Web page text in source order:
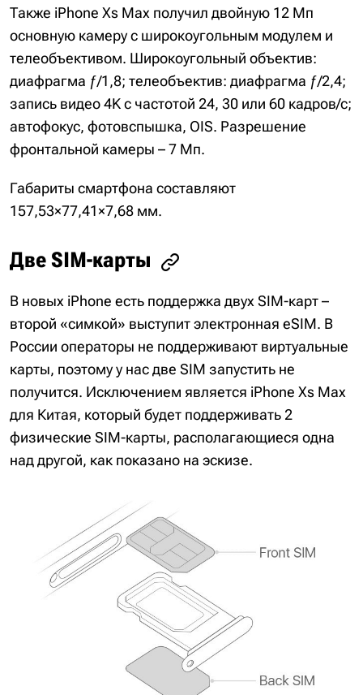
Также iPhone Xs Max получил двойную 12 Мп
основную камеру с широкоугольным модулем и
телеобъективом. Широкоугольный объектив:
диафрагма ƒ/1,8; телеобъектив: диафрагма ƒ/2,4;
запись видео 4K с частотой 24, 30 или 60 кадров/с;
автофокус, фотовспышка, OIS. Разрешение
фронтальной камеры – 7 Мп.
Габариты смартфона составляют
157,53×77,41×7,68 мм.
Две SIM-карты
В новых iPhone есть поддержка двух SIM-карт –
второй «симкой» выступит электронная eSIM. В
России операторы не поддерживают виртуальные
карты, поэтому у нас две SIM запустить не
получится. Исключением является iPhone Xs Max
для Китая, который будет поддерживать 2
физические SIM-карты, располагающиеся одна
над другой, как показано на эскизе.